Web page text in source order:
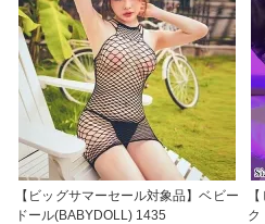
【ビッグサマーセール対象品】ベビー
ドール(BABYDOLL) 1435
ク